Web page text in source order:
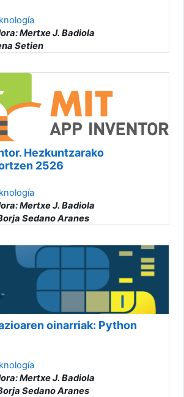
Mertxe J. Badiola
Setien
Hezkuntzarako
2526
Mertxe J. Badiola
Sedano Aranes
oinarriak: Python
Mertxe J. Badiola
Sedano Aranes